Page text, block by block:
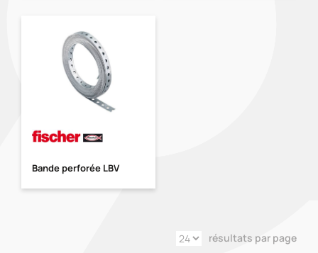
Bande perforée LBV
résultats par page